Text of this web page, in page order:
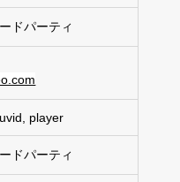
ドパーティ
player
ドパーティ